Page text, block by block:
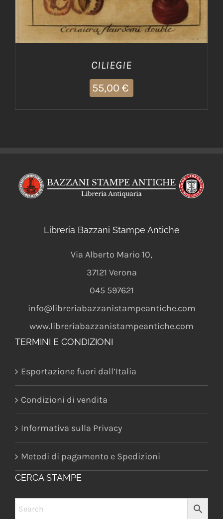
CILIEGIE
55,00 €
Libreria Bazzani Stampe Antiche
Via Alberto Mario 10,
37121 Verona
045 597621
info@libreriabazzanistampeantiche.com
www.libreriabazzanistampeantiche.com
TERMINI E CONDIZIONI
Esportazione fuori dall’Italia
Condizioni di vendita
Informativa sulla Privacy
Metodi di pagamento e Spedizioni
CERCA STAMPE